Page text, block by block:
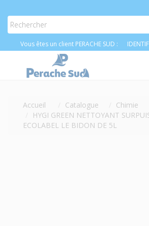
Vous êtes un client PERACHE SUD :
Accueil Catalogue
Chimie
HYGI GREEN NETTOYANT
ECOLABEL LE BIDON DE 5L